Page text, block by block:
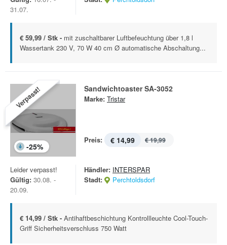
31.07.
€ 59,99 / Stk - mit zuschaltbarer Luftbefeuchtung über 1,8 l
Wassertank 230 V, 70 W 40 cm Ø automatische Abschaltung...
Verpasst!
-25%
Sandwichtoaster SA-3052
Marke: Tristar
Preis: € 14,99 € 19,99
Leider verpasst!
Gültig: 30.08. -
20.09.
Händler: INTERSPAR
Stadt:
Perchtoldsdorf
€ 14,99 / Stk - Antihaftbeschichtung Kontrollleuchte Cool-Touch-
Griff Sicherheitsverschluss 750 Watt